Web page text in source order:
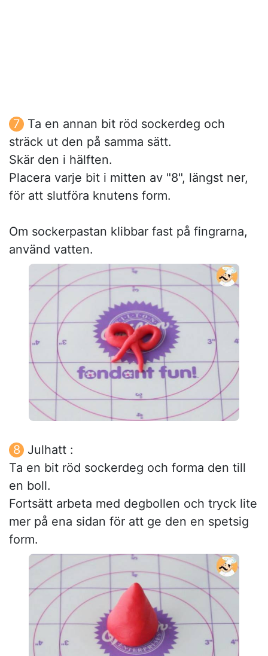
Ta en annan bit röd sockerdeg och
sträck ut den på samma sätt.
Skär den i hälften.
Placera varje bit i mitten av "8", längst ner,
för att slutföra knutens form.
Om sockerpastan klibbar fast på fingrarna,
använd vatten.
Julhatt :
Ta en bit röd sockerdeg och forma den till
en boll.
Fortsätt arbeta med degbollen och tryck lite
mer på ena sidan för att ge den en spetsig
form.